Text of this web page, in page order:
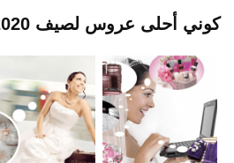
كوني أحلى عروس لصيف 2020